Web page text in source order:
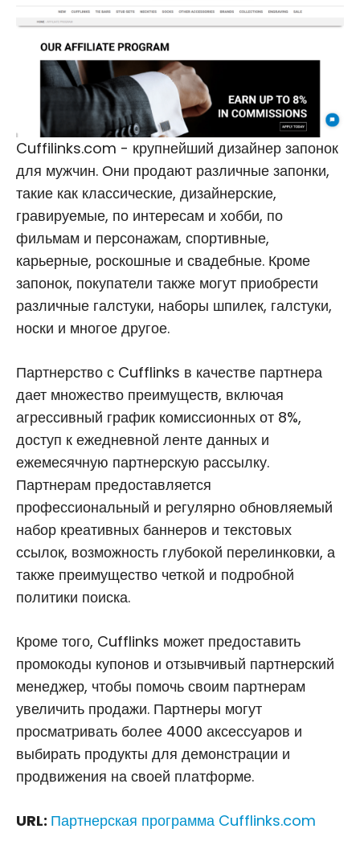
Cuffilinks.com - крупнейший дизайнер запонок
для мужчин. Они продают различные запонки,
такие как классические, дизайнерские,
гравируемые, по интересам и хобби, по
фильмам и персонажам, спортивные,
карьерные, роскошные и свадебные. Кроме
запонок, покупатели также могут приобрести
различные галстуки, наборы шпилек, галстуки,
носки и многое другое.
Партнерство с Cufflinks в качестве партнера
дает множество преимуществ, включая
агрессивный график комиссионных от 8%,
доступ к ежедневной ленте данных и
ежемесячную партнерскую рассылку.
Партнерам предоставляется
профессиональный и регулярно обновляемый
набор креативных баннеров и текстовых
ссылок, возможность глубокой перелинковки, а
также преимущество четкой и подробной
политики поиска.
Кроме того, Cufflinks может предоставить
промокоды купонов и отзывчивый партнерский
менеджер, чтобы помочь своим партнерам
увеличить продажи. Партнеры могут
просматривать более 4000 аксессуаров и
выбирать продукты для демонстрации и
продвижения на своей платформе.
URL: Партнерская программа Cufflinks.com